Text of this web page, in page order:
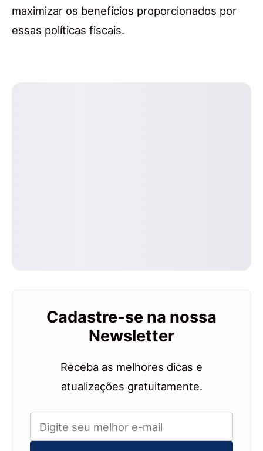
maximizar os benefícios proporcionados por
essas políticas fiscais.
Cadastre-se na nossa
Newsletter
Receba as melhores dicas e
atualizações gratuitamente.